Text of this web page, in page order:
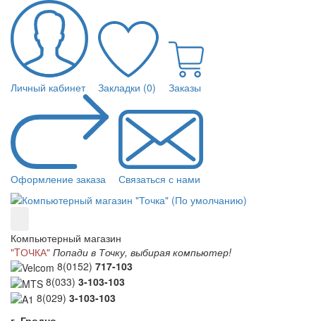
Личный кабинет Закладки (0) Заказы
Оформление заказа Связаться с нами
Компьютерный магазин
"TОЧКА" Попади в Точку, выбирая компьютер!
8(0152) 717-103
8(033) 3-103-103
8(029) 3-103-103